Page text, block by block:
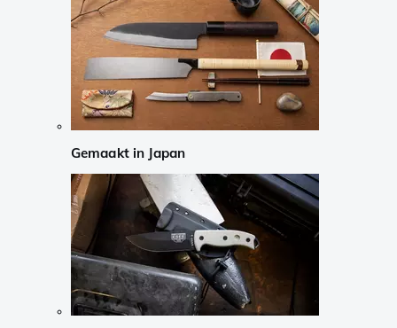
Gemaakt in Japan